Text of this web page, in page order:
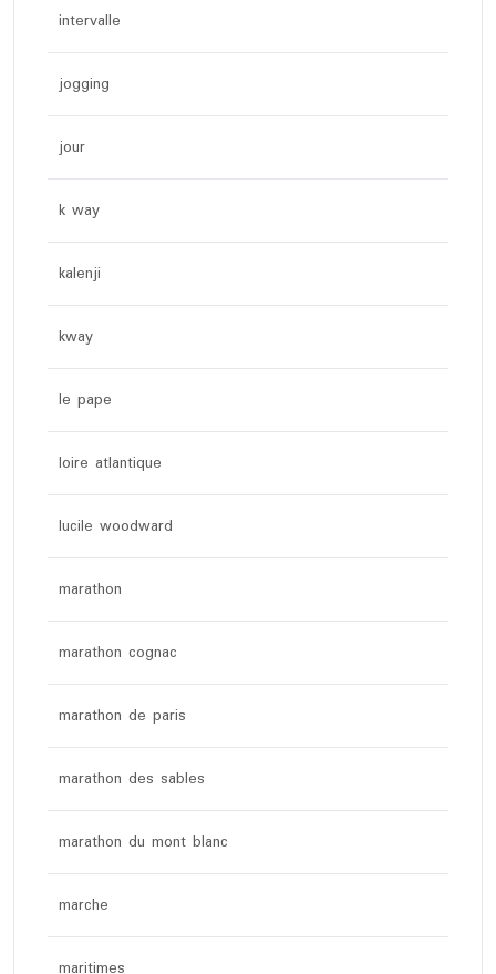
intervalle
jogging
jour
k way
kalenji
kway
le pape
loire atlantique
lucile woodward
marathon
marathon cognac
marathon de paris
marathon des sables
marathon du mont blanc
marche
maritimes